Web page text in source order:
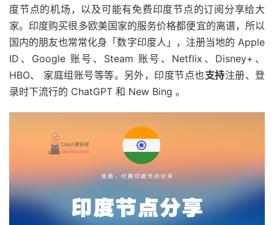
度节点的机场，以及可能有免费印度节点的订阅分享给大
家。印度购买很多欧美国家的服务价格都便宜的离谱，所以
国内的朋友也常常化身「数字印度人」，注册当地的 Apple
ID、Google 账号、Steam 账号、Netflix、Disney+、
HBO、 家庭组账号等等。另外，印度节点也支持注册、登
录时下流行的 ChatGPT 和 New Bing 。